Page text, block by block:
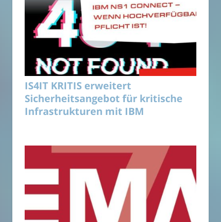
IS4IT KRITIS erweitert
Sicherheitsangebot für kritische
Infrastrukturen mit IBM